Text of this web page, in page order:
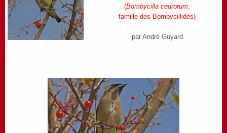
(Bombycilla cedrorum,
famille des Bombycillidés)
par André Guyard